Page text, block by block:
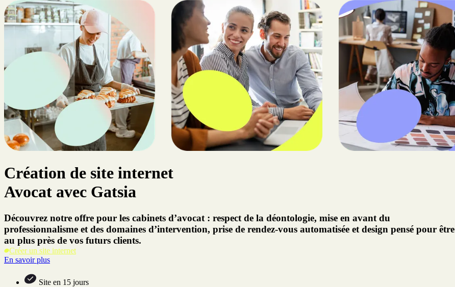
Création de site internet
Avocat avec Gatsia
Découvrez notre offre pour les cabinets d’avocat : respect de la déontologie, mise en avant du
professionnalisme et des domaines d’intervention, prise de rendez-vous automatisée et design pensé pour être
au plus près de vos futurs clients.
Créer un site internet
En savoir plus
Site en 15 jours